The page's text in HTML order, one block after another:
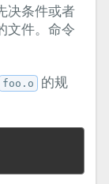
决条件或者
文件。命令
foo.o
的规